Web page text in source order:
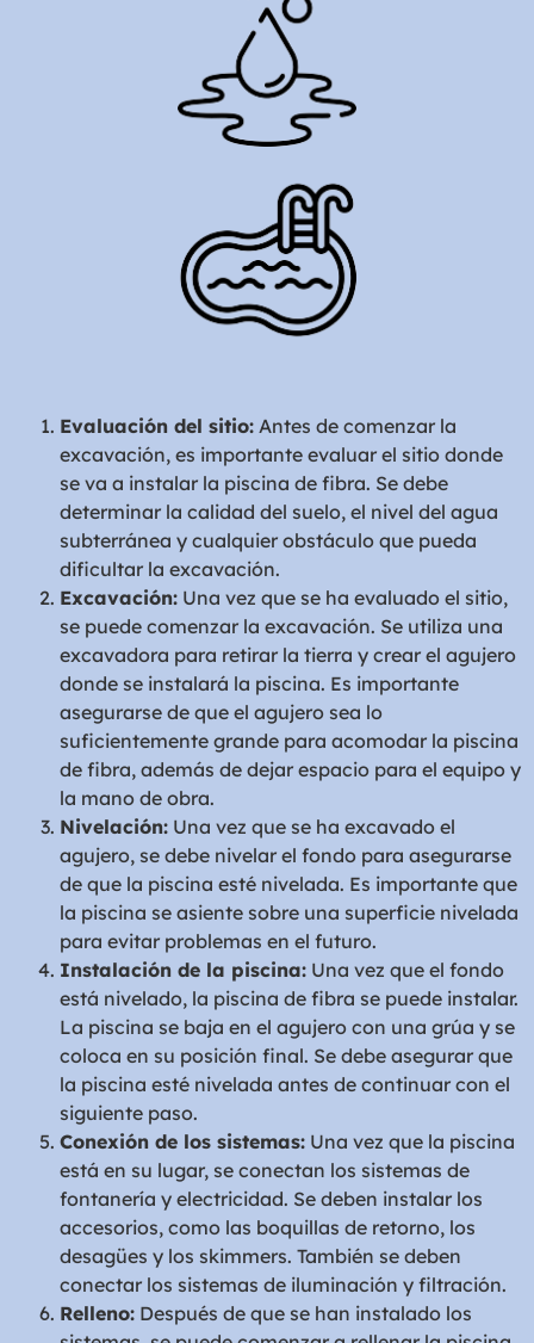
Evaluación del sitio: Antes de comenzar la
excavación, es importante evaluar el sitio donde
se va a instalar la piscina de fibra. Se debe
determinar la calidad del suelo, el nivel del agua
subterránea y cualquier obstáculo que pueda
dificultar la excavación.
Excavación: Una vez que se ha evaluado el sitio,
se puede comenzar la excavación. Se utiliza una
excavadora para retirar la tierra y crear el agujero
donde se instalará la piscina. Es importante
asegurarse de que el agujero sea lo
suficientemente grande para acomodar la piscina
de fibra, además de dejar espacio para el equipo y
la mano de obra.
Nivelación: Una vez que se ha excavado el
agujero, se debe nivelar el fondo para asegurarse
de que la piscina esté nivelada. Es importante que
la piscina se asiente sobre una superficie nivelada
para evitar problemas en el futuro.
Instalación de la piscina: Una vez que el fondo
está nivelado, la piscina de fibra se puede instalar.
La piscina se baja en el agujero con una grúa y se
coloca en su posición final. Se debe asegurar que
la piscina esté nivelada antes de continuar con el
siguiente paso.
Conexión de los sistemas: Una vez que la piscina
está en su lugar, se conectan los sistemas de
fontanería y electricidad. Se deben instalar los
accesorios, como las boquillas de retorno, los
desagües y los skimmers. También se deben
conectar los sistemas de iluminación y filtración.
Relleno: Después de que se han instalado los